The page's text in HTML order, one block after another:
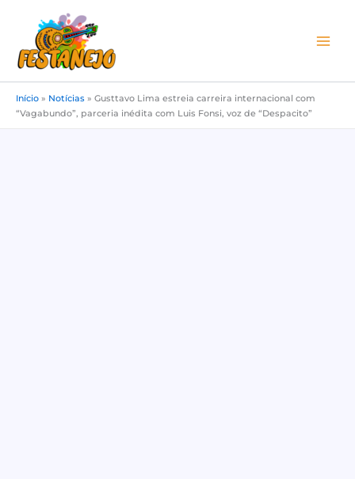
conteúdo
Início » Notícias » Gusttavo Lima estreia carreira internacional com
“Vagabundo”, parceria inédita com Luis Fonsi, voz de “Despacito”